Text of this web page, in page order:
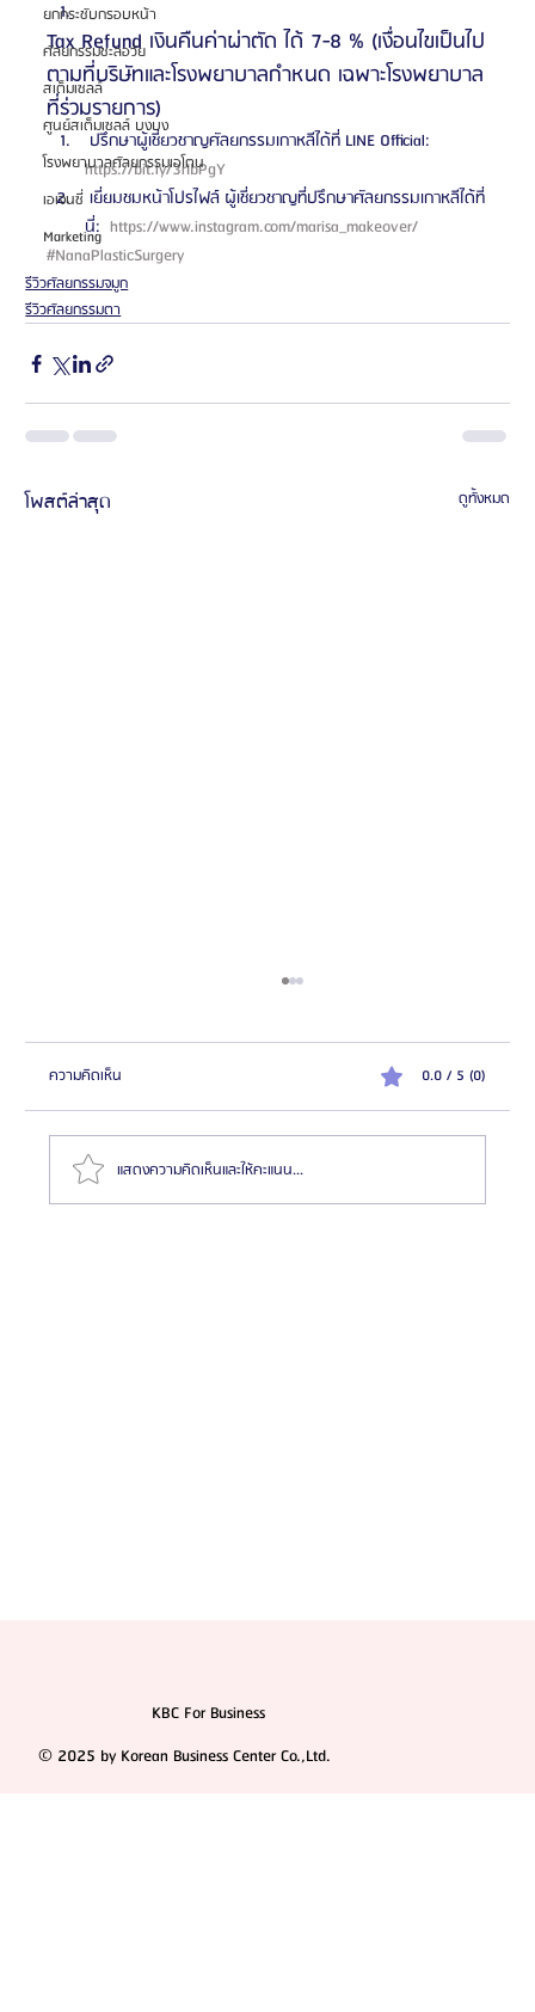
ยกกระชับกรอบหน้า
ศัลยกรรมชะลอวัย
สเต็มเซลล์
ศูนย์สเต็มเซลล์ บงบง
โรงพยาบาลศัลยกรรมเอโตน
เอเจนซี่
Marketing
Tax Refund เงินคืนค่าผ่าตัด ได้ 7-8 % (เงื่อนไขเป็นไป
ตามที่บริษัทและโรงพยาบาลกำหนด เฉพาะโรงพยาบาล
ที่ร่วมรายการ)
ปรึกษาผู้เชี่ยวชาญศัลยกรรมเกาหลีได้ที่ LINE Official:
https://bit.ly/3rIbPgY
นี่: https://www.instagram.com/marisa_makeover/
#NanaPlasticSurgery
รีวิวศัลยกรรมจมูก
รีวิวศัลยกรรมตา
โพสต์ล่าสุด ดูทั้งหมด
ความคิดเห็น 0.0 / 5 (0)
แสดงความคิดเห็นและให้คะแนน...
KBC For Business
© 2025 by Korean Business Center Co.,Ltd.